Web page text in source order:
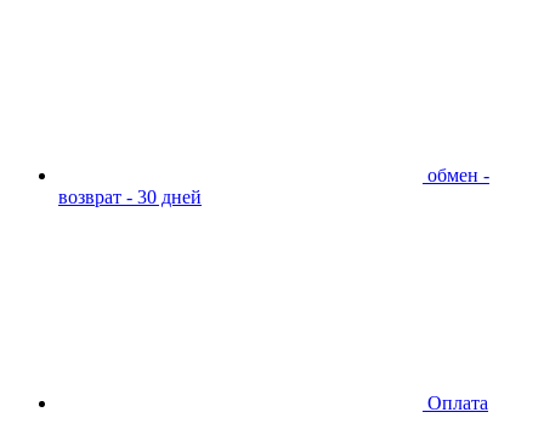
обмен -
возврат - 30 дней
Оплата